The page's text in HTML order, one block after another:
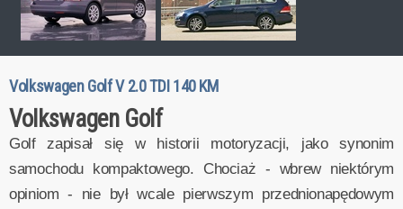
Volkswagen Golf V 2.0 TDI 140 KM
Volkswagen Golf
Golf zapisał się w historii motoryzacji, jako synonim
samochodu kompaktowego. Chociaż - wbrew niektórym
opiniom - nie był wcale pierwszym przednionapędowym